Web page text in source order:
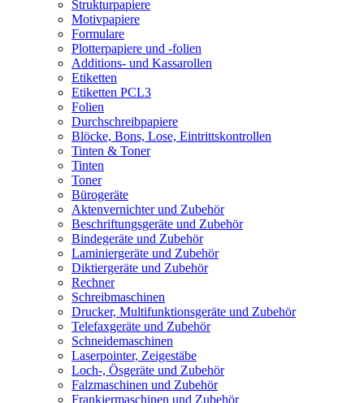
Strukturpapiere
Motivpapiere
Formulare
Plotterpapiere und -folien
Additions- und Kassarollen
Etiketten
Etiketten PCL3
Folien
Durchschreibpapiere
Blöcke, Bons, Lose, Eintrittskontrollen
Tinten & Toner
Tinten
Toner
Bürogeräte
Aktenvernichter und Zubehör
Beschriftungsgeräte und Zubehör
Bindegeräte und Zubehör
Laminiergeräte und Zubehör
Diktiergeräte und Zubehör
Rechner
Schreibmaschinen
Drucker, Multifunktionsgeräte und Zubehör
Telefaxgeräte und Zubehör
Schneidemaschinen
Laserpointer, Zeigestäbe
Loch-, Ösgeräte und Zubehör
Falzmaschinen und Zubehör
Frankiermaschinen und Zubehör